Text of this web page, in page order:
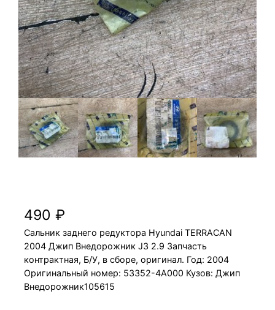
490₽
Сальник заднего редуктора Hyundai TERRACAN
2004 Джип Внедорожник J3 2.9 Запчасть
контрактная, Б/У, в сборе, оригинал. Год: 2004
Оригинальный номер: 53352-4A000 Кузов: Джип
Внедорожник105615